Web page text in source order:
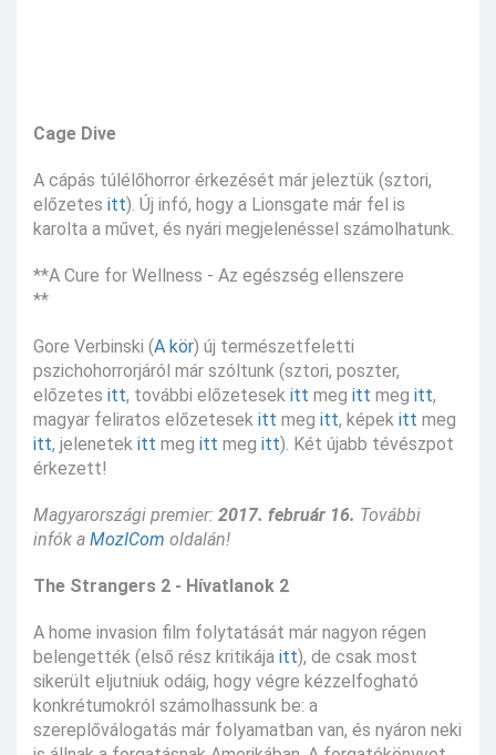
Cage Dive
A cápás túlélőhorror érkezését már jeleztük (sztori,
előzetes itt). Új infó, hogy a Lionsgate már fel is
karolta a művet, és nyári megjelenéssel számolhatunk.
**A Cure for Wellness - Az egészség ellenszere
**
Gore Verbinski (A kör) új természetfeletti
pszichohorrorjáról már szóltunk (sztori, poszter,
előzetes itt, további előzetesek itt meg itt meg itt,
magyar feliratos előzetesek itt meg itt, képek itt meg
itt, jelenetek itt meg itt meg itt). Két újabb tévészpot
érkezett!
Magyarországi premier: 2017. február 16. További
infók a MozICom oldalán!
The Strangers 2 - Hívatlanok 2
A home invasion film folytatását már nagyon régen
belengették (első rész kritikája itt), de csak most
sikerült eljutniuk odáig, hogy végre kézzelfogható
konkrétumokról számolhassunk be: a
szereplőválogatás már folyamatban van, és nyáron neki